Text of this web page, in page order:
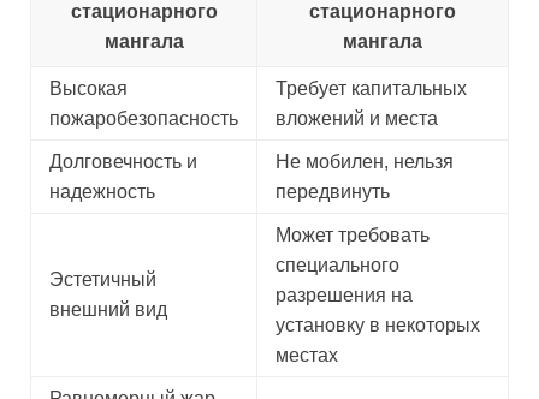
стационарного
мангала
стационарного
мангала
Высокая
пожаробезопасность
Требует капитальных
вложений и места
Долговечность и
надежность
Не мобилен, нельзя
передвинуть
Эстетичный
внешний вид
Может требовать
специального
разрешения на
установку в некоторых
местах